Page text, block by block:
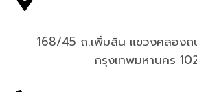
168/45 ถ.เพิ่มสิน แขวงคลองถ
กรุงเทพมหานคร